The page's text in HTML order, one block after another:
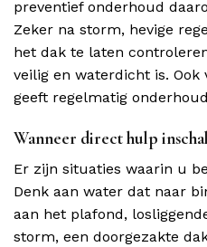
preventief onderhoud
Zeker na storm, hevige
het dak te laten
veilig en waterdicht is. Ook
geeft regelmatig
Wanneer direct hulp
Er zijn situaties waarin u
Denk aan water dat naar
aan het plafond,
storm, een doorgezakte